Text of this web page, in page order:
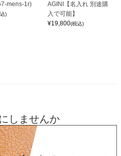
mens-1r)
)
AGINI【名入れ 別途購
入で可能】
¥19,800(税込)
しませんか